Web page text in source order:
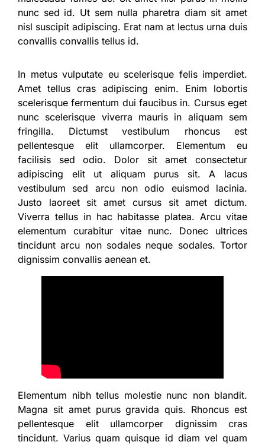
nunc sed id. Ut sem nulla pharetra diam sit amet
nisl suscipit adipiscing. Erat nam at lectus urna duis
convallis convallis tellus id.
In metus vulputate eu scelerisque felis imperdiet.
Amet tellus cras adipiscing enim. Enim lobortis
scelerisque fermentum dui faucibus in. Cursus eget
nunc scelerisque viverra mauris in aliquam sem
fringilla. Dictumst vestibulum rhoncus est
pellentesque elit ullamcorper. Elementum eu
facilisis sed odio. Dolor sit amet consectetur
adipiscing elit ut aliquam purus sit. A lacus
vestibulum sed arcu non odio euismod lacinia.
Justo laoreet sit amet cursus sit amet dictum.
Viverra tellus in hac habitasse platea. Arcu vitae
elementum curabitur vitae nunc. Donec ultrices
tincidunt arcu non sodales neque sodales. Tortor
dignissim convallis aenean et.
Elementum nibh tellus molestie nunc non blandit.
Magna sit amet purus gravida quis. Rhoncus est
pellentesque elit ullamcorper dignissim cras
tincidunt. Varius quam quisque id diam vel quam